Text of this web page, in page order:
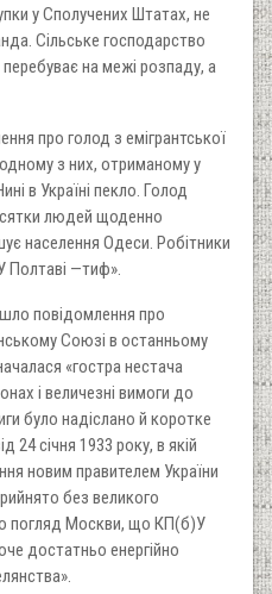
у Сполучених Штатах, не
Сільське господарство
на межі розпаду, а
про голод з емігрантської
з них, отриманому у
в Україні пекло. Голод
людей щоденно
населення Одеси. Робітники
Полтаві —тиф».
повідомлення про
Союзі в останньому
«гостра нестача
і величезні вимоги до
було надіслано й коротке
24 січня 1933 року, в якій
новим правителем України
без великого
погляд Москви, що КП(б)У
достатньо енергійно